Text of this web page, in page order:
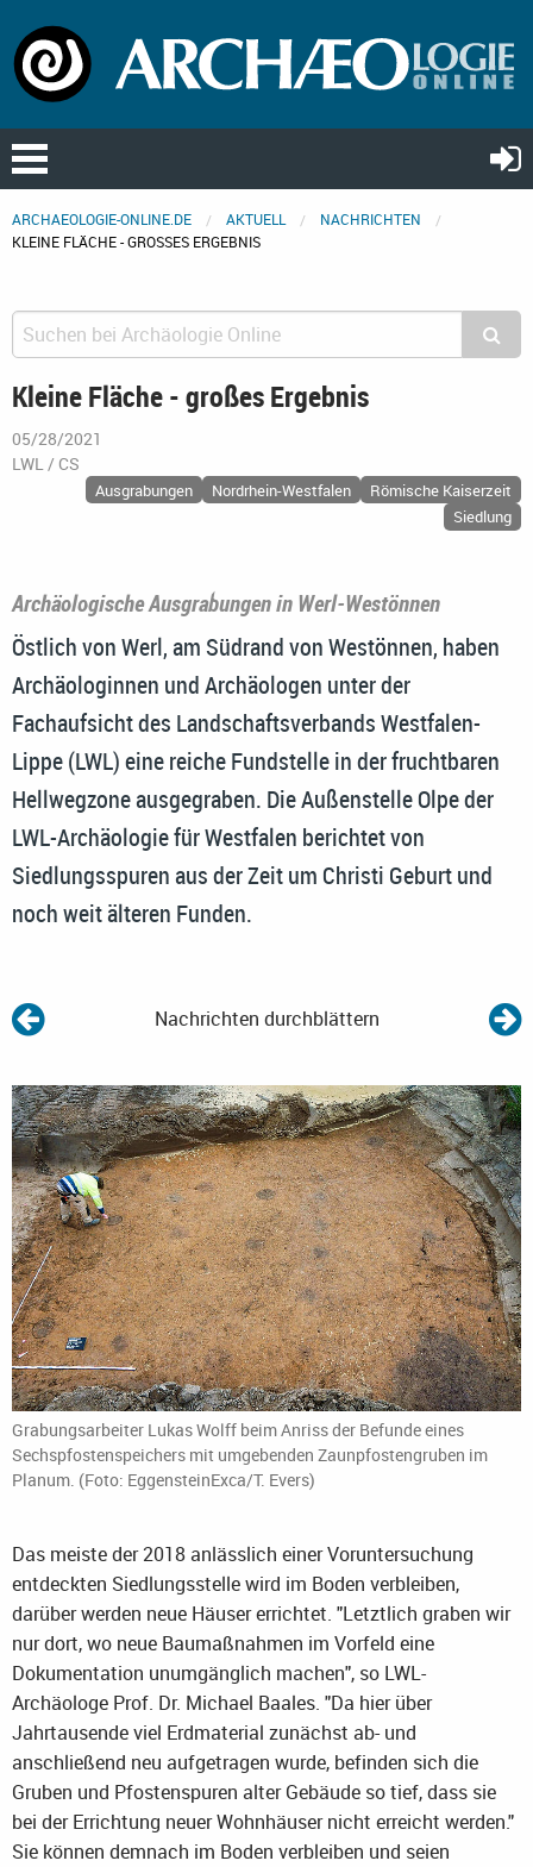
ARCHAEOLOGIE-ONLINE.DE AKTUELL
NACHRICHTEN
KLEINE FLÄCHE - GROSSES ERGEBNIS
Kleine Fläche - großes Ergebnis
05/28/2021
LWL / CS
Ausgrabungen Nordrhein-Westfalen
Römische Kaiserzeit
Siedlung
Archäologische Ausgrabungen in Werl-Westönnen
Östlich von Werl, am Südrand von Westönnen, haben
Archäologinnen und Archäologen unter der
Fachaufsicht des Landschaftsverbands Westfalen-
Lippe (LWL) eine reiche Fundstelle in der fruchtbaren
Hellwegzone ausgegraben. Die Außenstelle Olpe der
LWL-Archäologie für Westfalen berichtet von
Siedlungsspuren aus der Zeit um Christi Geburt und
noch weit älteren Funden.
Nachrichten durchblättern
Grabungsarbeiter Lukas Wolff beim Anriss der Befunde eines
Sechspfostenspeichers mit umgebenden Zaunpfostengruben im
Planum. (Foto: EggensteinExca/T. Evers)
Das meiste der 2018 anlässlich einer Voruntersuchung
entdeckten Siedlungsstelle wird im Boden verbleiben,
darüber werden neue Häuser errichtet. "Letztlich graben wir
nur dort, wo neue Baumaßnahmen im Vorfeld eine
Dokumentation unumgänglich machen", so LWL-
Archäologe Prof. Dr. Michael Baales. "Da hier über
Jahrtausende viel Erdmaterial zunächst ab- und
anschließend neu aufgetragen wurde, befinden sich die
Gruben und Pfostenspuren alter Gebäude so tief, dass sie
bei der Errichtung neuer Wohnhäuser nicht erreicht werden."
Sie können demnach im Boden verbleiben und seien